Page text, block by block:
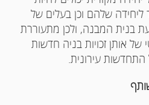
שלהם וכן בעלים של
בנית המבנה, ולכן מתעוררת
אותן זכויות בניה חדשות
עירונית.